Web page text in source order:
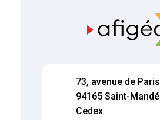
73, avenue de Paris
94165 Saint-Mandé
Cedex